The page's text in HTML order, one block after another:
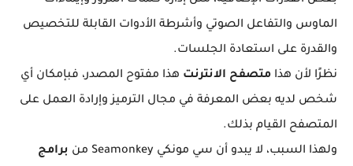
الماوس والتفاعل الصوتي وأشرطة الأدوات القابلة للتخصيص
والقدرة على استعادة الجلسات.
نظرًا لأن هذا متصفح الانترنت هذا مفتوح المصدر، فبإمكان أي
شخص لديه بعض المعرفة في مجال الترميز وإرادة العمل على
المتصفح القيام بذلك.
ولهذا السبب، لا يبدو أن سي مونكي Seamonkey من
برامج